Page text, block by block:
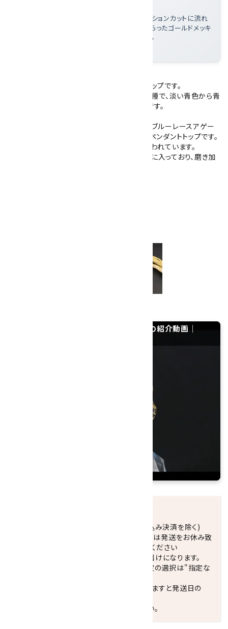
: 楕円形のカボションカットに流れ
るような縞模様が広がり、ジルコニアをあしらったゴールドメッキ
のフレームが石の色調を華やかに引き立てる
ブルーレースアゲートを使用したペンダントトップです。
ブルーレースアゲートは、アゲート(瑪瑙)の一種で、淡い青色から青
灰色の地に白色の縞模様が層状に入る鉱物です。
こちらは楕円形のカボションカットに加工したブルーレースアゲー
トを、ゴールドメッキのフレーム金具に収めたペンダントトップです。
フレームの4か所にジルコニアが計6石あしらわれています。
淡いブルーの石に白色の縞模様が流れるように入っており、磨き加
ペンダントトップ ブルーレースアゲートの紹介動画｜
正午までのご注文で当日発送致します。(振込み決済を除く)
休業日(水曜日、第1．3木曜日)と臨時休業日は発送をお休み致
します。 営業日カレンダー(左下段)をご確認ください
配達ご希望日がない場合は、最短日でのお届けになります。
※最短でのお届けをご希望の場合、時間指定の選択は"指定な
お届けの地域によっては、時間帯を指定されますと発送日の
ご不明な点はお気軽にお問い合わせください。